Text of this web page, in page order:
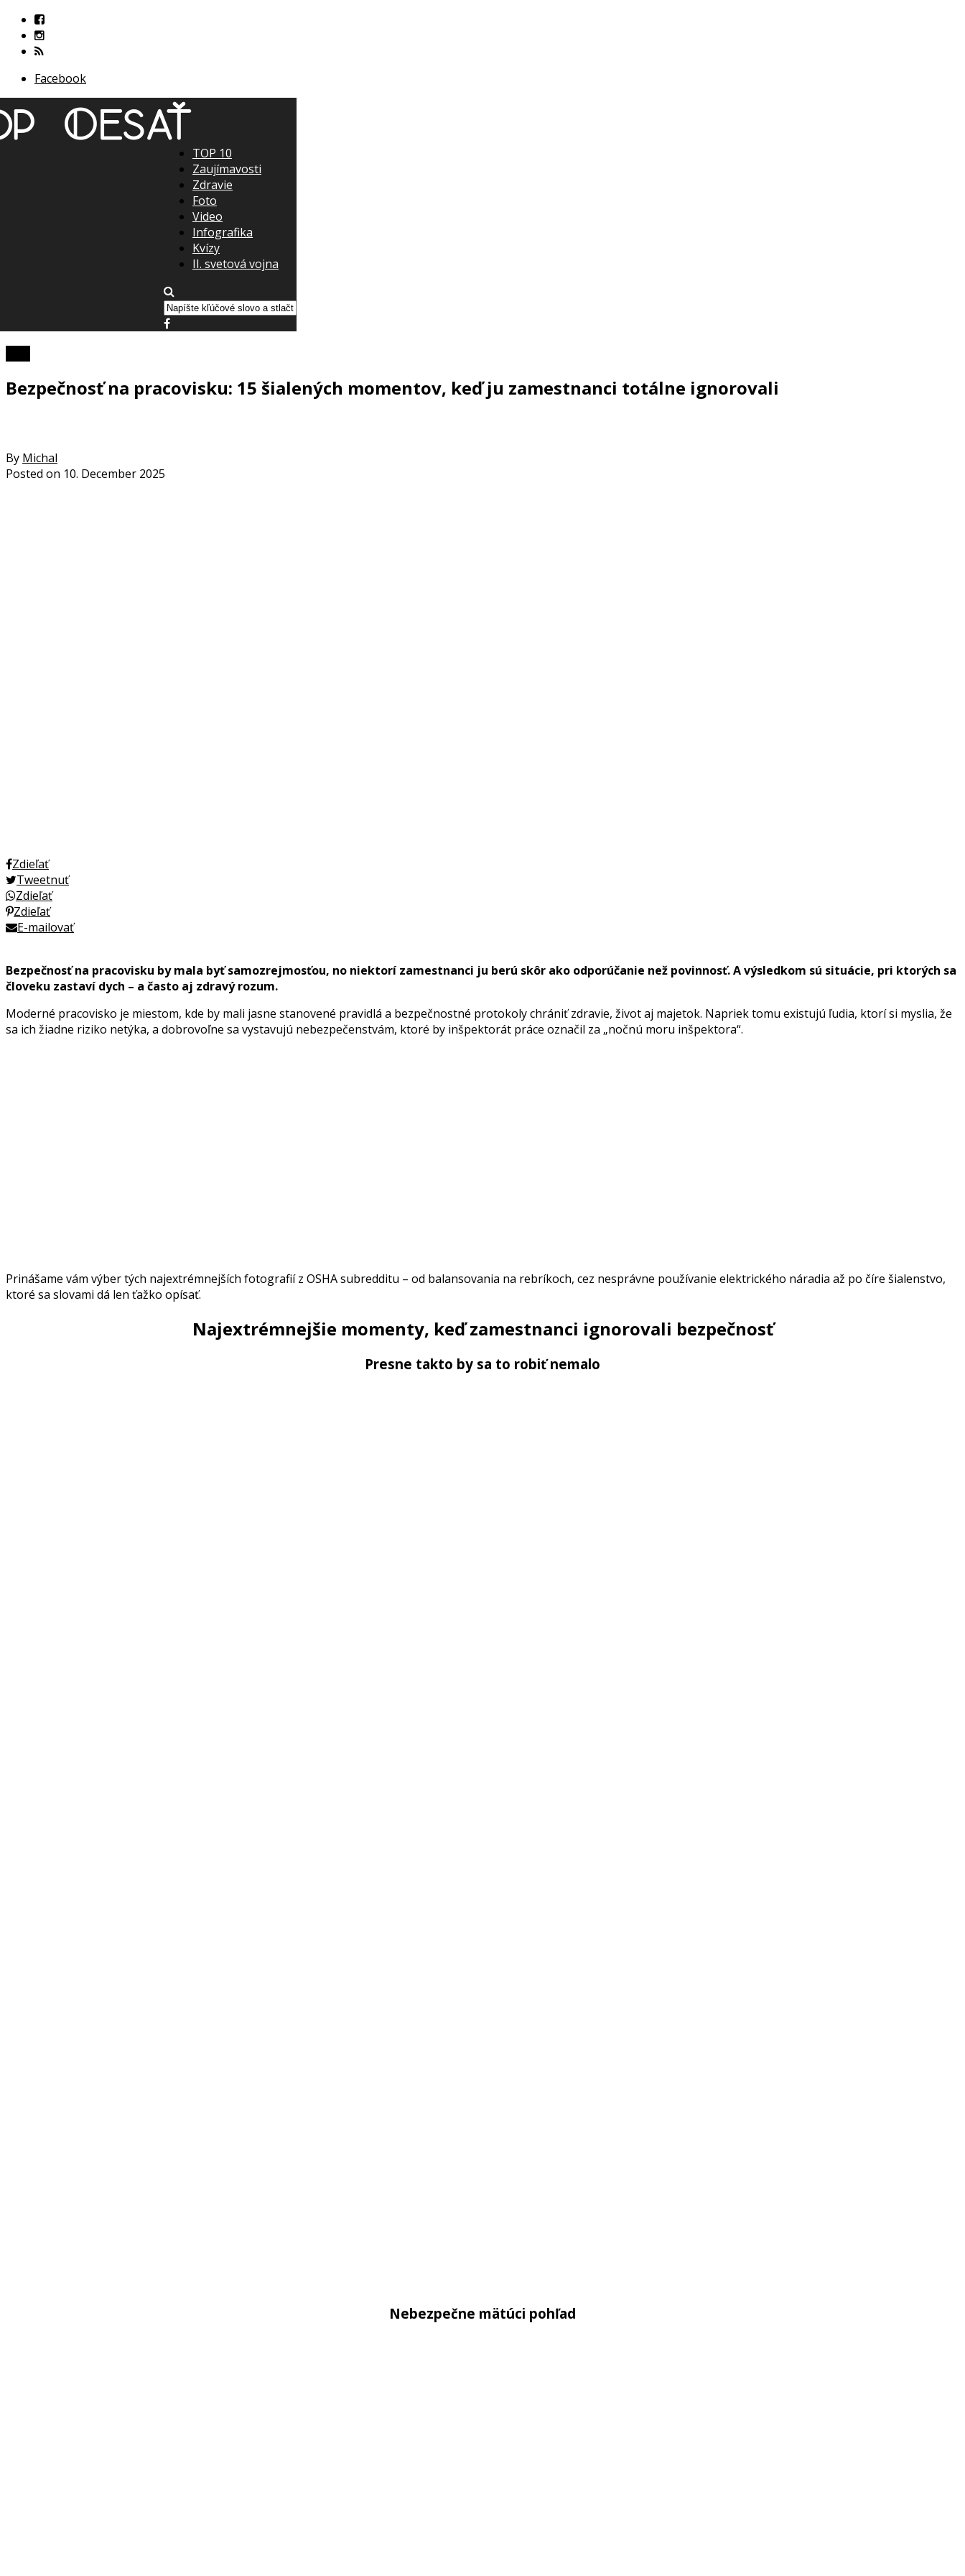
Facebook
TOP 10
Zaujímavosti
Zdravie
Foto
Video
Infografika
Kvízy
II. svetová vojna
Bezpečnosť na pracovisku: 15 šialených momentov, keď ju zamestnanci totálne ignorovali
By Michal
Posted on 10. December 2025
Zdieľať
Tweetnuť
Zdieľať
Zdieľať
E-mailovať
Bezpečnosť na pracovisku by mala byť samozrejmosťou, no niektorí zamestnanci ju berú skôr ako odporúčanie než povinnosť. A výsledkom sú situácie, pri ktorých sa
človeku zastaví dych – a často aj zdravý rozum.
Moderné pracovisko je miestom, kde by mali jasne stanovené pravidlá a bezpečnostné protokoly chrániť zdravie, život aj majetok. Napriek tomu existujú ľudia, ktorí si myslia, že
sa ich žiadne riziko netýka, a dobrovoľne sa vystavujú nebezpečenstvám, ktoré by inšpektorát práce označil za „nočnú moru inšpektora“.
Prinášame vám výber tých najextrémnejších fotografií z OSHA subredditu – od balansovania na rebríkoch, cez nesprávne používanie elektrického náradia až po číre šialenstvo,
ktoré sa slovami dá len ťažko opísať.
Najextrémnejšie momenty, keď zamestnanci ignorovali bezpečnosť
Presne takto by sa to robiť nemalo
Nebezpečne mätúci pohľad